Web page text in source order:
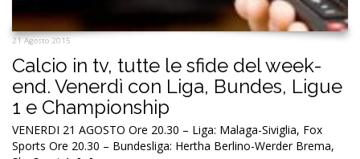
21 Agosto 2015
Calcio in tv, tutte le sfide del week-
end. Venerdì con Liga, Bundes, Ligue
1 e Championship
VENERDI 21 AGOSTO Ore 20.30 – Liga: Malaga-Siviglia, Fox
Sports Ore 20.30 – Bundesliga: Hertha Berlino-Werder Brema,